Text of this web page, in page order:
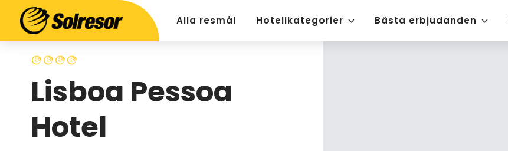
Alla resmål Hotellkategorier Bästa erbjudanden
Lisboa Pessoa
Hotel